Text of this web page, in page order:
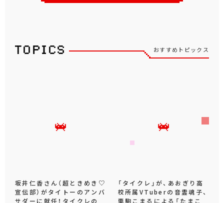
おすすめトピックス
坂井仁香さん（超ときめき♡
宣伝部）がタイトーのアンバ
サダーに就任！タイクレの
「タイクレ」が、あおぎり高
校所属VTuberの音霊魂子、
栗駒こまるによる「たまこ